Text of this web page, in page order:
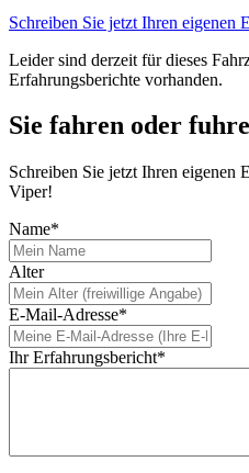
Schreiben Sie jetzt Ihren eigenen
Leider sind derzeit für dieses
Erfahrungsberichte vorhanden.
Sie fahren oder
Schreiben Sie jetzt Ihren eigenen
Viper!
Name*
Alter
E-Mail-Adresse*
Ihr Erfahrungsbericht*